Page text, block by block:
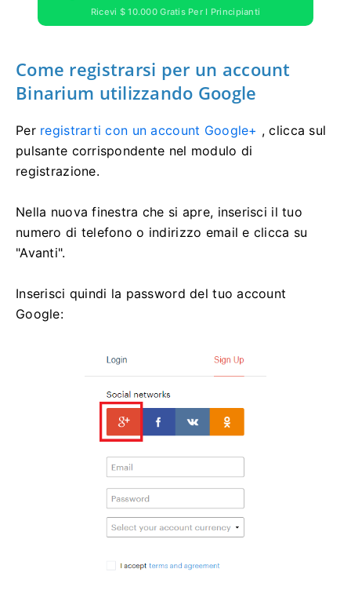
Ricevi $ 10.000 Gratis Per I Principianti
Come registrarsi per un account
Binarium utilizzando Google
Per registrarti con un account Google+ , clicca sul
pulsante corrispondente nel modulo di
registrazione.
Nella nuova finestra che si apre, inserisci il tuo
numero di telefono o indirizzo email e clicca su
"Avanti".
Inserisci quindi la password del tuo account
Google: